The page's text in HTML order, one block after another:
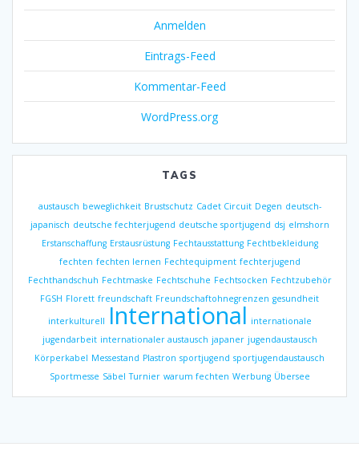
Anmelden
Eintrags-Feed
Kommentar-Feed
WordPress.org
TAGS
austausch beweglichkeit Brustschutz Cadet Circuit Degen deutsch-
japanisch deutsche fechterjugend deutsche sportjugend dsj elmshorn
Erstanschaffung Erstausrüstung Fechtausstattung Fechtbekleidung
fechten fechten lernen Fechtequipment fechterjugend
Fechthandschuh Fechtmaske Fechtschuhe Fechtsocken Fechtzubehör
FGSH Florett freundschaft Freundschaftohnegrenzen gesundheit
interkulturell International internationale
jugendarbeit internationaler austausch japaner jugendaustausch
Körperkabel Messestand Plastron sportjugend sportjugendaustausch
Sportmesse Säbel Turnier warum fechten Werbung Übersee